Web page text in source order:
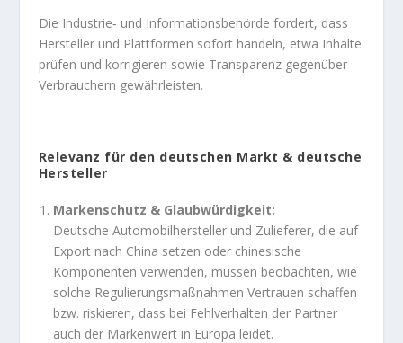
Die Industrie‑ und Informationsbehörde fordert, dass
Hersteller und Plattformen sofort handeln, etwa Inhalte
prüfen und korrigieren sowie Transparenz gegenüber
Verbrauchern gewährleisten.
Relevanz für den deutschen Markt & deutsche
Hersteller
Markenschutz & Glaubwürdigkeit:
Deutsche Automobilhersteller und Zulieferer, die auf
Export nach China setzen oder chinesische
Komponenten verwenden, müssen beobachten, wie
solche Regulierungsmaßnahmen Vertrauen schaffen
bzw. riskieren, dass bei Fehlverhalten der Partner
auch der Markenwert in Europa leidet.